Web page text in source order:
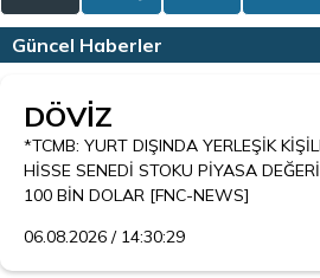
Güncel Haberler
DÖVİZ
*TCMB: YURT DIŞINDA YERLEŞİK
HİSSE SENEDİ STOKU PİYASA
100 BİN DOLAR [FNC-NEWS]
06.08.2026 / 14:30:29